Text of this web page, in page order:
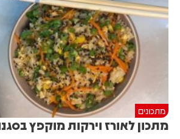
מתכונים
מתכון לאורז וירקות מוקפץ